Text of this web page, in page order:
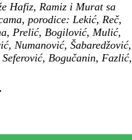
Hafiz, Ramiz i Murat sa
porodice: Lekić, Reč,
Prelić, Bogilović, Mulić,
Numanović, Šabaredžović,
Bogučanin, Fazlić,